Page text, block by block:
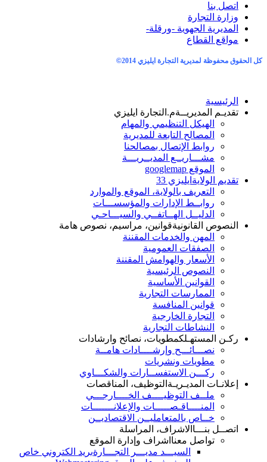
اتصل بنا
وزارة التجارة
المديرية الجهوية -ورقلة-
مواقع القطاع
كل الحقوق محفوظة لمديرية التجارة ايليزي 2014 ©
الرئيسية
تقديـم المديريــةم.التجارة ايليزي
الهيكل التنظيمي والمهام
المصالح التابعة للمديرية
روابط الإتصال بمصالحنا
مشـــاريــع المديــريـــة
الموقع googlemap
تقديم الولاية ايليزي 33
التعريف بالولاية، الموقع والموارد
روابــط الإدارات والمؤسســـات
الدليــل الهــاتفــي والسيـــاحـي
النصوص القانونيةقوانين، مراسيم، نصوص هامة
المهن والخدمات المقننة
الصفقات العمومية
الأسعار والهوامش المقننة
النصوص الرئيسية
القوانين الأساسية
الممارسات التجارية
قوانين المنافسة
التجارة الخارجية
النشاطات التجارية
ركـن المستهـلكمطويات، نصائح وارشادات
نصـــائـــح وإرشــــادات هامــة
مطويات ونشريات
ركـــن الاستفســارات والشكـــاوي
إعلانـات المديـريـة التوظيف، المناقصات
ملــف التوظيــــف الخــــارجـــي
المنــــاقـصـــــات والإعلانـــــــات
خــاص بالمتعامليــن الاقتصاديــن
اتصــل بنـــا الاشراف، المراسلة
تواصل معنا اشراف وإدارة الموقع
السيـــد مديـــر التجـــارةبريد الكتروني خاص